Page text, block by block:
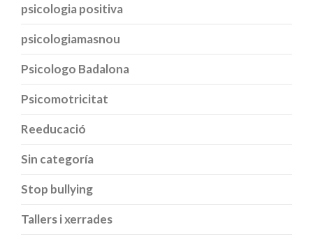
psicologia positiva
psicologiamasnou
Psicologo Badalona
Psicomotricitat
Reeducació
Sin categoría
Stop bullying
Tallers i xerrades